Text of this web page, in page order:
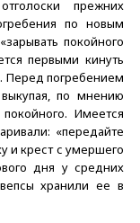
прежних
по новым
покойного
первыми кинуть
Перед погребением
по мнению
Имеется
«передайте
и крест с умершего
дня у средних
хранили ее в